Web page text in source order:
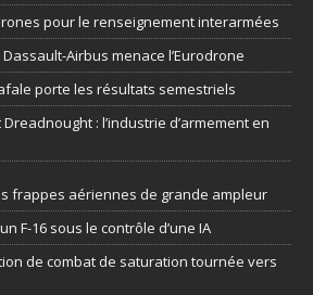
pour le renseignement interarmées
Airbus menace l’Eurodrone
porte les résultats semestriels
: l’industrie d’armement en
frappes aériennes de grande ampleur
F-16 sous le contrôle d’une IA
de combat de saturation tournée vers